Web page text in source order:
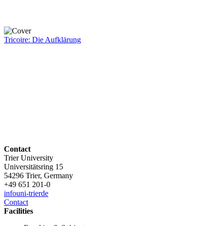
Tricoire: Die Aufklärung
Contact
Trier University
Universitätsring 15
54296 Trier, Germany
+49 651 201-0
infouni-trierde
Contact
Facilities